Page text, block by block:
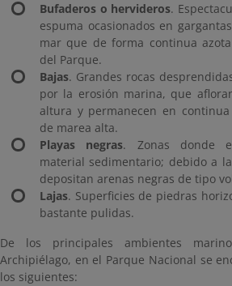
Bufaderos o hervideros.
espuma ocasionados en
mar que de forma continua
del Parque.
Bajas. Grandes rocas
por la erosión marina, que
altura y permanecen en
de marea alta.
Playas negras. Zonas donde
material sedimentario; debido a
depositan arenas negras de tipo
Lajas. Superficies de piedras
bastante pulidas.
De los principales ambientes
Archipiélago, en el Parque Nacional se
los siguientes: